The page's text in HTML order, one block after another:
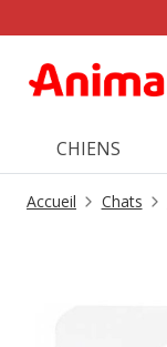
CHIENS
Accueil Chats